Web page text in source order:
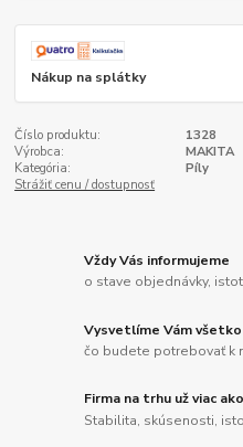
Nákup na splátky
Číslo produktu:
1328
Výrobca:
MAKITA
Kategória:
Píly
Strážiť cenu / dostupnosť
Vždy Vás informujeme
o stave objednávky,
Vysvetlíme Vám všetko
čo budete potrebovať k
Firma na trhu už viac
Stabilita, skúsenosti,